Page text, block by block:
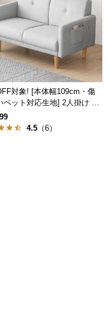
対象! [本体幅109cm・傷
ペット対応生地] 2人掛け コ
トソファ ポケット付き
4.5 （6）